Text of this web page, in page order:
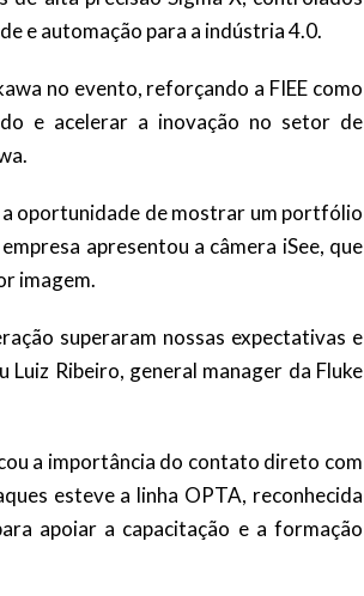
e automação para a indústria 4.0.
no evento, reforçando a FIEE como
e acelerar a inovação no setor de
oportunidade de mostrar um portfólio
apresentou a câmera iSee, que
imagem.
superaram nossas expectativas e
Ribeiro, general manager da Fluke
a importância do contato direto com
esteve a linha OPTA, reconhecida
apoiar a capacitação e a formação